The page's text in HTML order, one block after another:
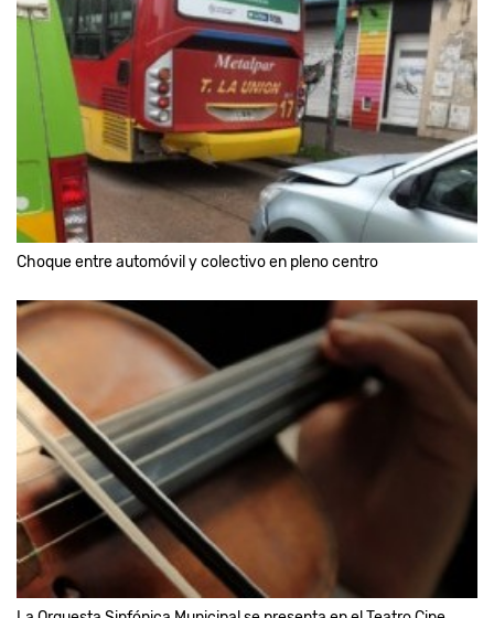
Choque entre automóvil y colectivo en pleno centro